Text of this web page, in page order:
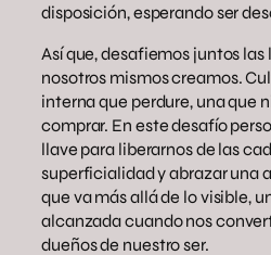
disposición, esperando ser
Así que, desafiemos juntos
nosotros mismos creamos.
interna que perdure, una que
comprar. En este desafío
llave para liberarnos de las
superficialidad y abrazar una
que va más allá de lo visible,
alcanzada cuando nos
dueños de nuestro ser.